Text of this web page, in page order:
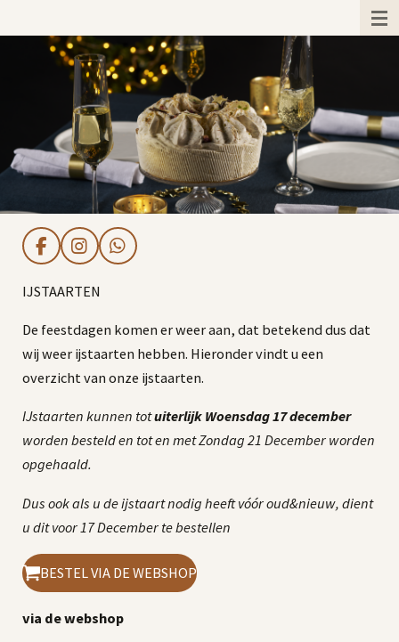
hoofdinhoud
F
a
c
o
o
I
n
s
g
r
m
W
h
A
p
IJSTAARTEN
De feestdagen komen er weer aan, dat betekend dus dat
wij weer ijstaarten hebben. Hieronder vindt u een
overzicht van onze ijstaarten.
IJstaarten kunnen totuiterlijk Woensdag 17 december
worden besteld en tot en met Zondag 21 December worden
opgehaald.
Dus ook als u de ijstaart nodig heeft vóór oud&nieuw, dient
u dit voor 17 December te bestellen
BESTEL VIA DE WEBSHOP
via de webshop